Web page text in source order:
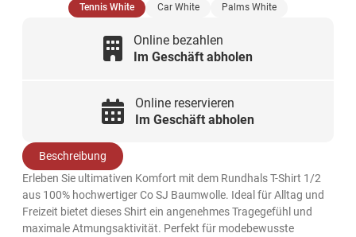
Tennis White(ausgewählt)
Car White Palms White
Online bezahlen
Im Geschäft abholen
Online reservieren
Im Geschäft abholen
Beschreibung
Erleben Sie ultimativen Komfort mit dem Rundhals T-Shirt 1/2
aus 100% hochwertiger Co SJ Baumwolle. Ideal für Alltag und
Freizeit bietet dieses Shirt ein angenehmes Tragegefühl und
maximale Atmungsaktivität. Perfekt für modebewusste